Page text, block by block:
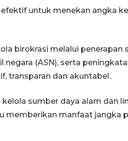
untuk menekan angka
birokrasi melalui penerapan
negara (ASN), serta
transparan dan akuntabel.
sumber daya alam dan
memberikan manfaat jangka